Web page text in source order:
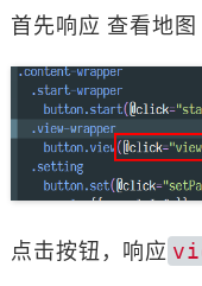
首先响应 查看地图
点击按钮，响应